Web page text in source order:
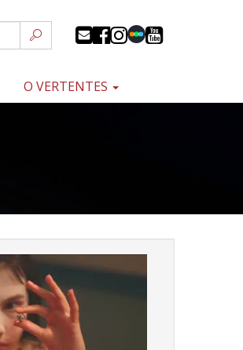
O VERTENTES